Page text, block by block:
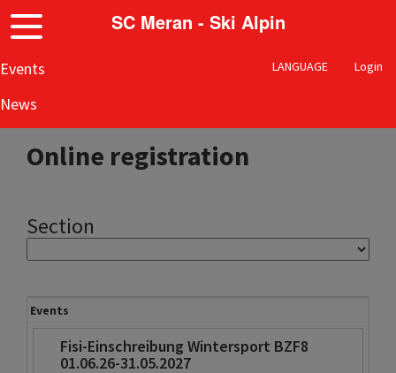
SC Meran - Ski Alpin
Events
News
LANGUAGE Login
Online registration
Section
Events
Fisi-Einschreibung Wintersport BZF8
01.06.26-31.05.2027